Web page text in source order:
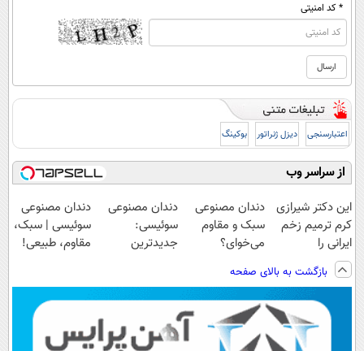
* کد امنیتی
اعتبارسنجی دیزل ژنراتور بوکینگ
از سراسر وب
این دکتر شیرازی
کرم ترمیم زخم
ایرانی را
ساخت!!!
دندان مصنوعی
سبک و مقاوم
می‌خوای؟
هم داریم!😍 |
📍تهران
دندان مصنوعی
سوئیسی:
جدیدترین
پرداخت قسطی
دندان مصنوعی
سوئیسی | سبک،
مقاوم، طبیعی!
اقساطی😍
بازگشت به بالای صفحه